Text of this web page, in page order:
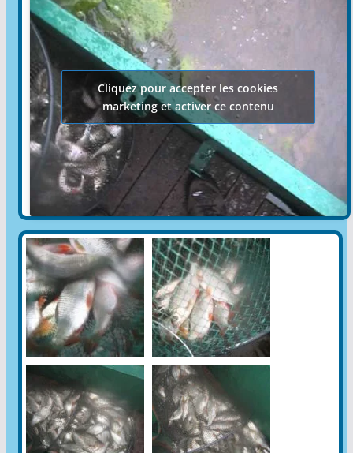
Cliquez pour accepter les cookies
marketing et activer ce contenu